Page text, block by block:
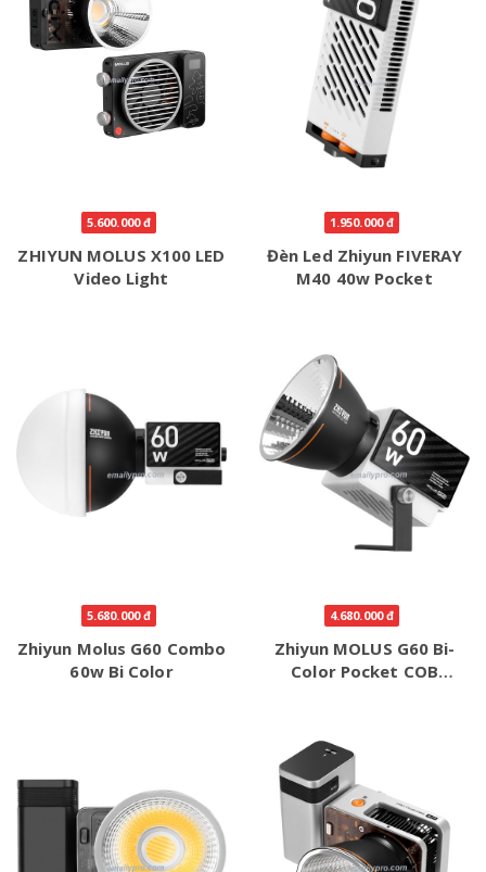
5.600.000 đ
ZHIYUN MOLUS X100 LED
Video Light
1.950.000 đ
Đèn Led Zhiyun FIVERAY
M40 40w Pocket
5.680.000 đ
Zhiyun Molus G60 Combo
60w Bi Color
4.680.000 đ
Zhiyun MOLUS G60 Bi-
Color Pocket COB